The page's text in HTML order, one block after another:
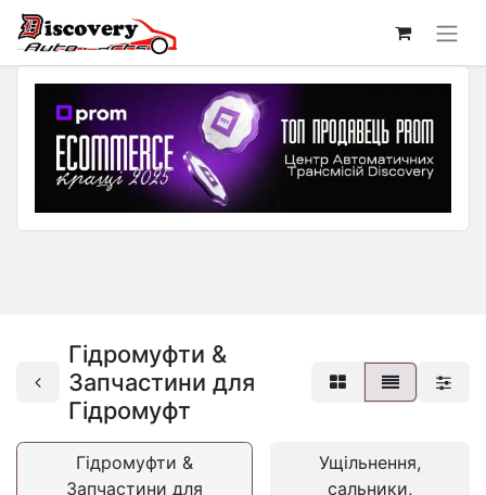
Гідромуфти &
Запчастини для
Гідромуфт
Гідромуфти &
Запчастини для
Ущільнення,
сальники,